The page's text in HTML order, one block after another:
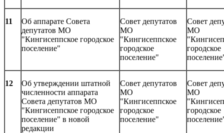
11
Об аппарате Совета
депутатов МО
"Кингисеппское городское
поселение"
Совет депутатов
МО
"Кингисеппское
городское
поселение"
Совет
МО
городское
12
Об утверждении штатной
численности аппарата
Совета депутатов МО
"Кингисеппское городское
поселение" в новой
редакции
Совет депутатов
МО
"Кингисеппское
городское
поселение"
Совет
МО
городское